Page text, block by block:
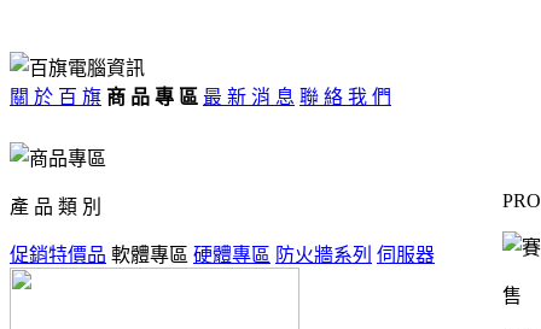
關 於 百 旗 商 品 專 區 最 新 消 息 聯 絡 我 們
產 品 類 別
促銷特價品 軟體專區 硬體專區 防火牆系列 伺服器
售